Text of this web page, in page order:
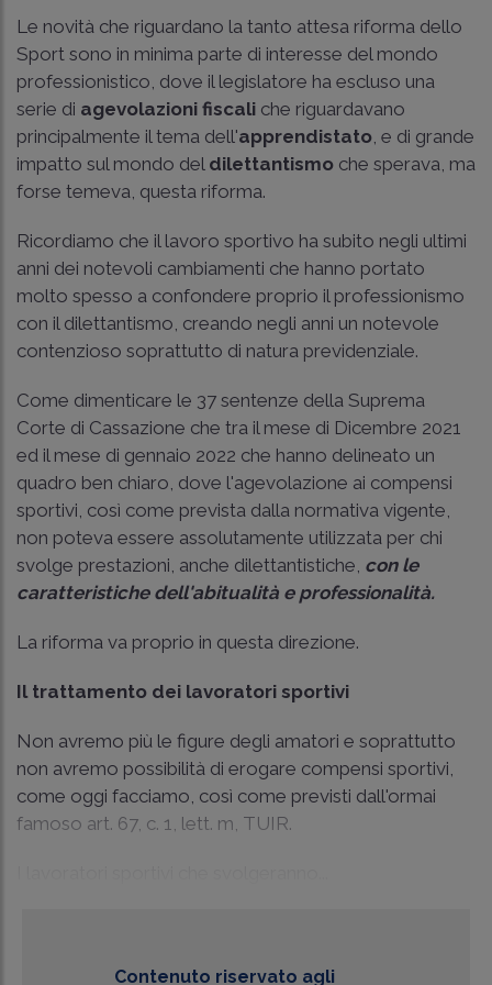
Le novità che riguardano la tanto attesa riforma dello
Sport sono in minima parte di interesse del mondo
professionistico, dove il legislatore ha escluso una
serie di agevolazioni fiscali che riguardavano
principalmente il tema dell'apprendistato, e di grande
impatto sul mondo del dilettantismo che sperava, ma
forse temeva, questa riforma.
Ricordiamo che il lavoro sportivo ha subito negli ultimi
anni dei notevoli cambiamenti che hanno portato
molto spesso a confondere proprio il professionismo
con il dilettantismo, creando negli anni un notevole
contenzioso soprattutto di natura previdenziale.
Come dimenticare le 37 sentenze della Suprema
Corte di Cassazione che tra il mese di Dicembre 2021
ed il mese di gennaio 2022 che hanno delineato un
quadro ben chiaro, dove l'agevolazione ai compensi
sportivi, così come prevista dalla normativa vigente,
non poteva essere assolutamente utilizzata per chi
svolge prestazioni, anche dilettantistiche, con le
caratteristiche dell'abitualità e professionalità.
La riforma va proprio in questa direzione.
Il trattamento dei lavoratori sportivi
Non avremo più le figure degli amatori e soprattutto
non avremo possibilità di erogare compensi sportivi,
come oggi facciamo, così come previsti dall'ormai
famoso art. 67, c. 1, lett. m, TUIR.
Contenuto riservato agli